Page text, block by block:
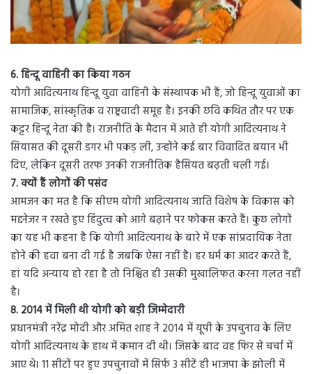
6. हिन्दू वाहिनी का किया गठन
योगी आदित्यनाथ हिन्दू युवा वाहिनी के संस्थापक भी हैं, जो हिन्दू युवाओं का
सामाजिक, सांस्कृतिक व राष्ट्रवादी समूह है। इनकी छवि कथित तौर पर एक
कट्टर हिन्दू नेता की है। राजनीति के मैदान में आते ही योगी आदित्यनाथ ने
सियासत की दूसरी डगर भी पकड़ ली, उन्होंने कई बार विवादित बयान भी
दिए, लेकिन दूसरी तरफ उनकी राजनीतिक हैसियत बढ़ती चली गई।
7. क्यों हैं लोगों की पसंद
आमजन का मत है कि सीएम योगी आदित्यनाथ जाति विशेष के विकास को
मद्दनेजर न रखते हुए हिंदुत्व को आगे बढ़ाने पर फोकस करते हैं। कुछ लोगों
का यह भी कहना है कि योगी आदित्यनाथ के बारे में एक सांप्रदायिक नेता
होने की हवा बना दी गई है जबकि ऐसा नहीं है। हर धर्म का आदर करते हैं,
हां यदि अन्याय हो रहा है तो निश्चित ही उसकी मुखालिफत करना गलत नहीं
है।
8. 2014 में मिली थी योगी को बड़ी जिम्मेदारी
प्रधानमंत्री नरेंद्र मोदी और अमित शाह ने 2014 में यूपी के उपचुनाव के लिए
योगी आदित्यनाथ के हाथ में कमान दी थी। जिसके बाद वह फिर से चर्चा में
आए थे। 11 सीटों पर हुए उपचुनावों में सिर्फ 3 सीटें ही भाजपा के झोली में